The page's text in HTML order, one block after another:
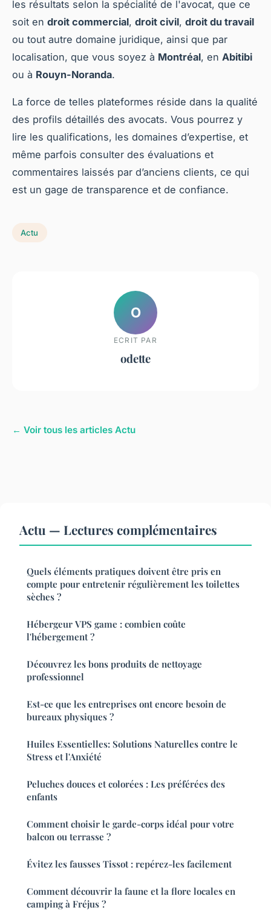
les résultats selon la spécialité de l'avocat, que ce
soit en droit commercial, droit civil, droit du travail
ou tout autre domaine juridique, ainsi que par
localisation, que vous soyez à Montréal, en Abitibi
ou à Rouyn-Noranda.
La force de telles plateformes réside dans la qualité
des profils détaillés des avocats. Vous pourrez y
lire les qualifications, les domaines d’expertise, et
même parfois consulter des évaluations et
commentaires laissés par d’anciens clients, ce qui
est un gage de transparence et de confiance.
Actu
O
ECRIT PAR
odette
← Voir tous les articles Actu
Actu — Lectures complémentaires
Quels éléments pratiques doivent être pris en
compte pour entretenir régulièrement les toilettes
sèches ?
Hébergeur VPS game : combien coûte
l'hébergement ?
Découvrez les bons produits de nettoyage
professionnel
Est-ce que les entreprises ont encore besoin de
bureaux physiques ?
Huiles Essentielles: Solutions Naturelles contre le
Stress et l'Anxiété
Peluches douces et colorées : Les préférées des
enfants
Comment choisir le garde-corps idéal pour votre
balcon ou terrasse ?
Évitez les fausses Tissot : repérez-les facilement
Comment découvrir la faune et la flore locales en
camping à Fréjus ?